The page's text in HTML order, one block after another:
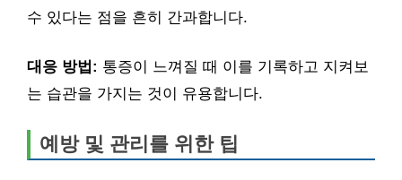
수 있다는 점을 흔히 간과합니다.
대응 방법: 통증이 느껴질 때 이를 기록하고 지켜보
는 습관을 가지는 것이 유용합니다.
예방 및 관리를 위한 팁